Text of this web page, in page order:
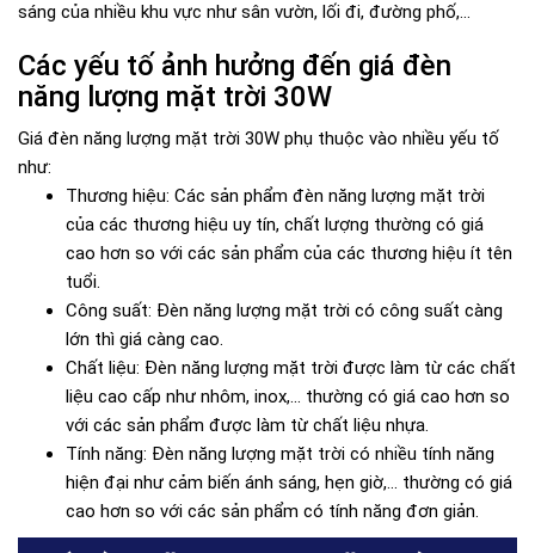
sáng của nhiều khu vực như sân vườn, lối đi, đường phố,...
Các yếu tố ảnh hưởng đến giá đèn
năng lượng mặt trời 30W
Giá đèn năng lượng mặt trời 30W phụ thuộc vào nhiều yếu tố
như:
Thương hiệu: Các sản phẩm đèn năng lượng mặt trời
của các thương hiệu uy tín, chất lượng thường có giá
cao hơn so với các sản phẩm của các thương hiệu ít tên
tuổi.
Công suất: Đèn năng lượng mặt trời có công suất càng
lớn thì giá càng cao.
Chất liệu: Đèn năng lượng mặt trời được làm từ các chất
liệu cao cấp như nhôm, inox,... thường có giá cao hơn so
với các sản phẩm được làm từ chất liệu nhựa.
Tính năng: Đèn năng lượng mặt trời có nhiều tính năng
hiện đại như cảm biến ánh sáng, hẹn giờ,... thường có giá
cao hơn so với các sản phẩm có tính năng đơn giản.